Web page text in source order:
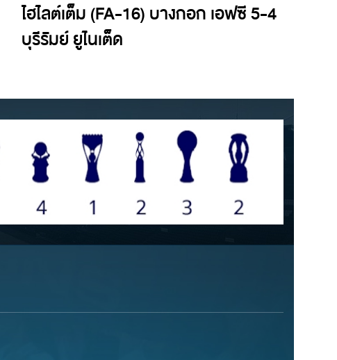
ไฮไลต์เต็ม (FA-16) บางกอก เอฟซี 5-4
บุรีรัมย์ ยูไนเต็ด